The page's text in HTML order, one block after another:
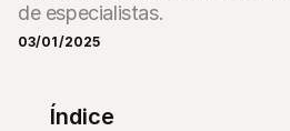
de especialistas.
03/01/2025
Índice